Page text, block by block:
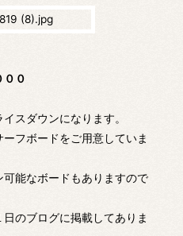
００
スダウンになります。
フボードをご用意していま
能なボードもありますので
のブログに掲載してありま